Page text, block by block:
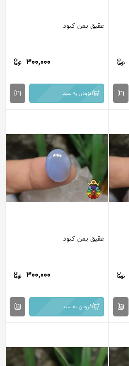
عقیق یمن کبود
300,000
افزودن به سبد
عقیق یمن کبود
300,000
افزودن به سبد